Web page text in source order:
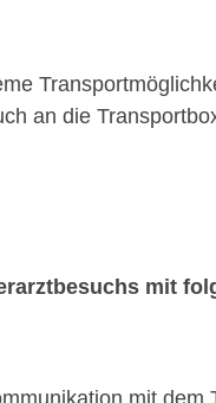
an die
mit